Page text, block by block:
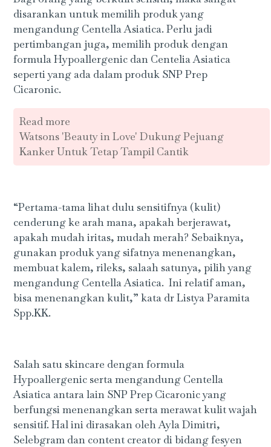
disarankan untuk memilih produk yang
mengandung Centella Asiatica. Perlu jadi
pertimbangan juga, memilih produk dengan
formula Hypoallergenic dan Centelia Asiatica
seperti yang ada dalam produk SNP Prep
Cicaronic.
Read more
Watsons 'Beauty in Love' Dukung Pejuang
Kanker Untuk Tetap Tampil Cantik
“Pertama-tama lihat dulu sensitifnya (kulit)
cenderung ke arah mana, apakah berjerawat,
apakah mudah iritas, mudah merah? Sebaiknya,
gunakan produk yang sifatnya menenangkan,
membuat kalem, rileks, salaah satunya, pilih yang
mengandung Centella Asiatica. Ini relatif aman,
bisa menenangkan kulit,” kata dr Listya Paramita
Spp.KK.
Salah satu skincare dengan formula
Hypoallergenic serta mengandung Centella
Asiatica antara lain SNP Prep Cicaronic yang
berfungsi menenangkan serta merawat kulit wajah
sensitif. Hal ini dirasakan oleh Ayla Dimitri,
Selebgram dan content creator di bidang fesyen